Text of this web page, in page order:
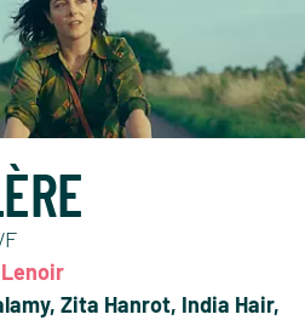
Zita Hanrot, India Hair,